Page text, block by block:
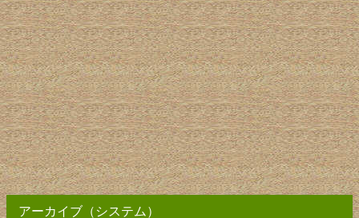
アーカイブ（システム）